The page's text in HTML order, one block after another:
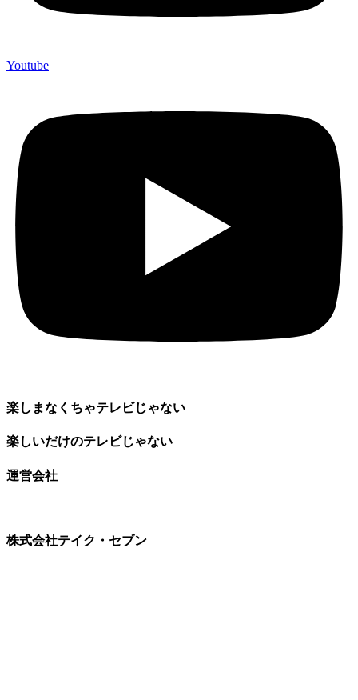
Youtube
楽しまなくちゃテレビじゃない
楽しいだけのテレビじゃない
運営会社
株式会社テイク・セブン